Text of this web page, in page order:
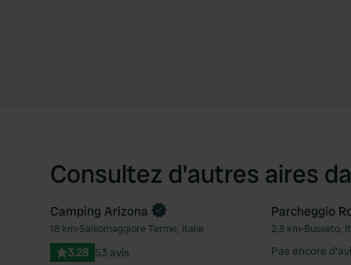
Consultez d'autres aires
Préféré
Camping Arizona
18 km•Salsomaggiore Terme, Italie
3.28 53 avis
Parcheggio
2,8 km•Busseto,
Pas encore